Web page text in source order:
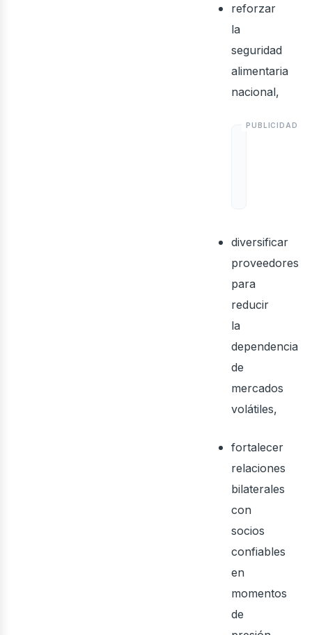
reforzar
la
seguridad
alimentaria
nacional,
diversificar
proveedores
para
reducir
la
dependencia
de
mercados
volátiles,
fortalecer
relaciones
bilaterales
con
socios
confiables
en
momentos
de